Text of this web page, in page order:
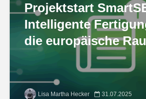
Projektstart
Intelligente
die europäische
Lisa Martha Hecker 31.07.2025